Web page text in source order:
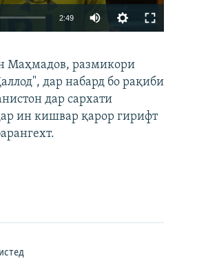
360p 480p
1080p
2:49
360p
480p
Маҳмадов, размикори
дар набард бо рақиби
дар сархати
ин кишвар қарор гирифт